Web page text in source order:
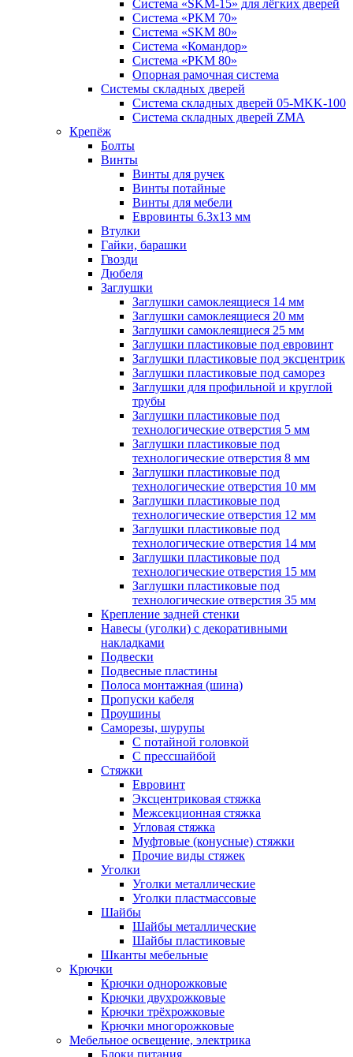
Система «SKM-15» для лёгких дверей
Система «PKM 70»
Система «SKM 80»
Система «Командор»
Система «PKM 80»
Опорная рамочная система
Системы складных дверей
Система складных дверей 05-MKK-100
Система складных дверей ZMA
Крепёж
Болты
Винты
Винты для ручек
Винты потайные
Винты для мебели
Евровинты 6.3х13 мм
Втулки
Гайки, барашки
Гвозди
Дюбеля
Заглушки
Заглушки самоклеящиеся 14 мм
Заглушки самоклеящиеся 20 мм
Заглушки самоклеящиеся 25 мм
Заглушки пластиковые под евровинт
Заглушки пластиковые под эксцентрик
Заглушки пластиковые под саморез
Заглушки для профильной и круглой
трубы
Заглушки пластиковые под
технологические отверстия 5 мм
Заглушки пластиковые под
технологические отверстия 8 мм
Заглушки пластиковые под
технологические отверстия 10 мм
Заглушки пластиковые под
технологические отверстия 12 мм
Заглушки пластиковые под
технологические отверстия 14 мм
Заглушки пластиковые под
технологические отверстия 15 мм
Заглушки пластиковые под
технологические отверстия 35 мм
Крепление задней стенки
Навесы (уголки) с декоративными
накладками
Подвески
Подвесные пластины
Полоса монтажная (шина)
Пропуски кабеля
Проушины
Саморезы, шурупы
С потайной головкой
С прессшайбой
Стяжки
Евровинт
Эксцентриковая стяжка
Межсекционная стяжка
Угловая стяжка
Муфтовые (конусные) стяжки
Прочие виды стяжек
Уголки
Уголки металлические
Уголки пластмассовые
Шайбы
Шайбы металлические
Шайбы пластиковые
Шканты мебельные
Крючки
Крючки однорожковые
Крючки двухрожковые
Крючки трёхрожковые
Крючки многорожковые
Мебельное освещение, электрика
Блоки питания